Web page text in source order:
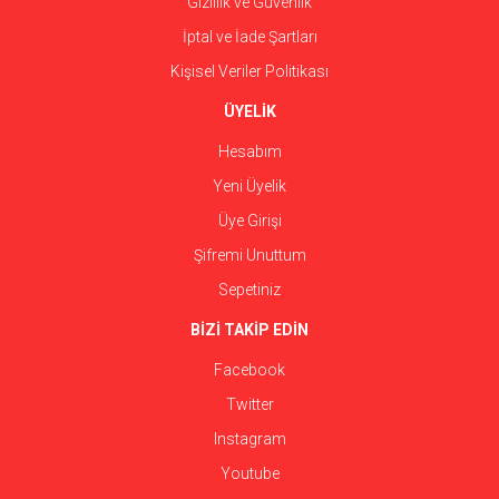
İptal ve İade Şartları
Kişisel Veriler Politikası
ÜYELİK
Hesabım
Yeni Üyelik
Üye Girişi
Şifremi Unuttum
Sepetiniz
BİZİ TAKİP EDİN
Facebook
Twitter
Instagram
Youtube